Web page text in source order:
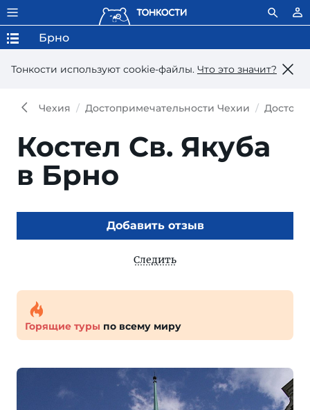
Тонкости используют сookie-файлы. Что это значит?
Брно
Чехия Достопримечательности Чехии
Костел Св. Якуба
в Брно
Добавить отзыв
Следить
Горящие туры по всему миру